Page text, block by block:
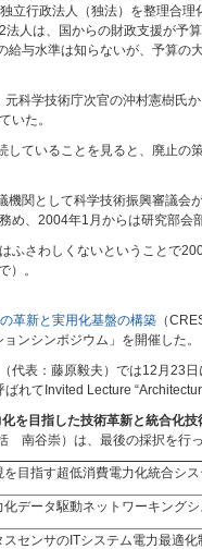
立行政法人（独法）を整理合
人は、国からの財政支援が
与水準は知らないが、予算
科学技術庁次官の沖村憲樹
いた。
していることを見ると、廃止の
機関として科学技術振興審議
め、2004年1月からは研究部
ふさわしくないということで
）。
革新と実用化基盤の構築（
ンシンポジウム」を開催した。
代表：藤原毅夫）では12月
れてInvited Lecture
を目指した技術革新と統合化技
南谷崇）は、最後の採択を行
を目指す超低消費電力化統合シ
化データ駆動ネットワーキング
スセンサのITシステム電力最適化